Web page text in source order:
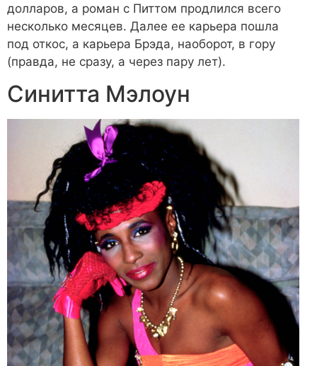
долларов, а роман с Питтом продлился всего
несколько месяцев. Далее ее карьера пошла
под откос, а карьера Брэда, наоборот, в гору
(правда, не сразу, а через пару лет).
Синитта Мэлоун